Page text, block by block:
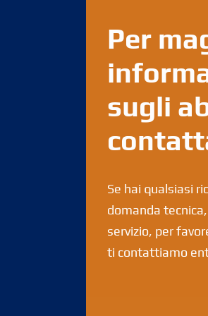
Per
sugli
Se hai qualsiasi
domanda
servizio, per
ti contattiamo